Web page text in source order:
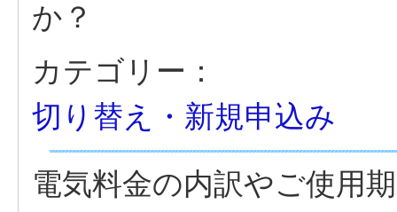
か？
カテゴリー：
切り替え・新規申込み
電気料金の内訳やご使用